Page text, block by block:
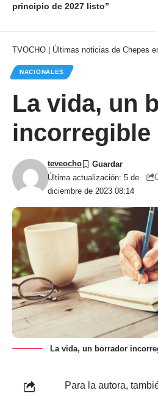
principio de 2027 listo”
TVOCHO | Últimas noticias de Chepes
NACIONALES
La vida, un
incorregible
Última actualización: 5 de
diciembre de 2023 08:14
teveocho
La vida, un borrador
Para la autora,